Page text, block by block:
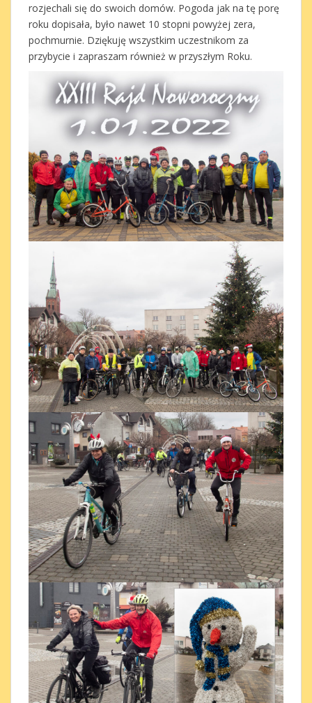
rozjechali się do swoich domów. Pogoda jak na tę porę
roku dopisała, było nawet 10 stopni powyżej zera,
pochmurnie. Dziękuję wszystkim uczestnikom za
przybycie i zapraszam również w przyszłym Roku.